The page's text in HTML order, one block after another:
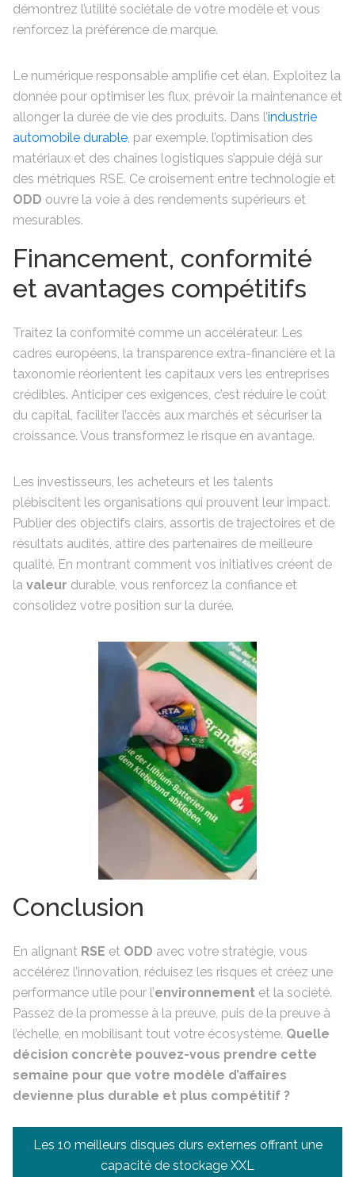
démontrez l’utilité sociétale de votre modèle et vous
renforcez la préférence de marque.
Le numérique responsable amplifie cet élan. Exploitez la
donnée pour optimiser les flux, prévoir la maintenance et
allonger la durée de vie des produits. Dans l’industrie
automobile durable , par exemple, l’optimisation des
matériaux et des chaînes logistiques s’appuie déjà sur
des métriques RSE. Ce croisement entre technologie et
ODD ouvre la voie à des rendements supérieurs et
mesurables.
Financement, conformité
et avantages compétitifs
Traitez la conformité comme un accélérateur. Les
cadres européens, la transparence extra-financière et la
taxonomie réorientent les capitaux vers les entreprises
crédibles. Anticiper ces exigences, c’est réduire le coût
du capital, faciliter l’accès aux marchés et sécuriser la
croissance. Vous transformez le risque en avantage.
Les investisseurs, les acheteurs et les talents
plébiscitent les organisations qui prouvent leur impact.
Publier des objectifs clairs, assortis de trajectoires et de
résultats audités, attire des partenaires de meilleure
qualité. En montrant comment vos initiatives créent de
la valeur durable, vous renforcez la confiance et
consolidez votre position sur la durée.
Conclusion
En alignant RSE et ODD avec votre stratégie, vous
accélérez l’innovation, réduisez les risques et créez une
performance utile pour l’environnement et la société.
Passez de la promesse à la preuve, puis de la preuve à
l’échelle, en mobilisant tout votre écosystème. Quelle
décision concrète pouvez-vous prendre cette
semaine pour que votre modèle d’affaires
devienne plus durable et plus compétitif ?
Navigation
Les 10 meilleurs disques durs externes offrant une
capacité de stockage XXL